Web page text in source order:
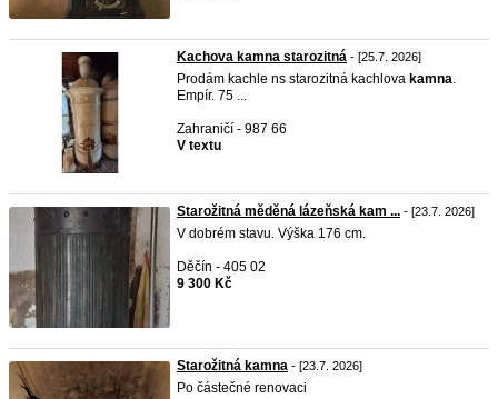
Kachova kamna starozitná - [25.7. 2026]
Prodám kachle ns starozitná kachlova kamna.
Empír. 75 ...
Zahraničí - 987 66
V textu
Starožitná měděná lázeňská kam ... - [23.7. 2026]
V dobrém stavu. Výška 176 cm.
Děčín - 405 02
9 300 Kč
Starožitná kamna - [23.7. 2026]
Po částečné renovaci